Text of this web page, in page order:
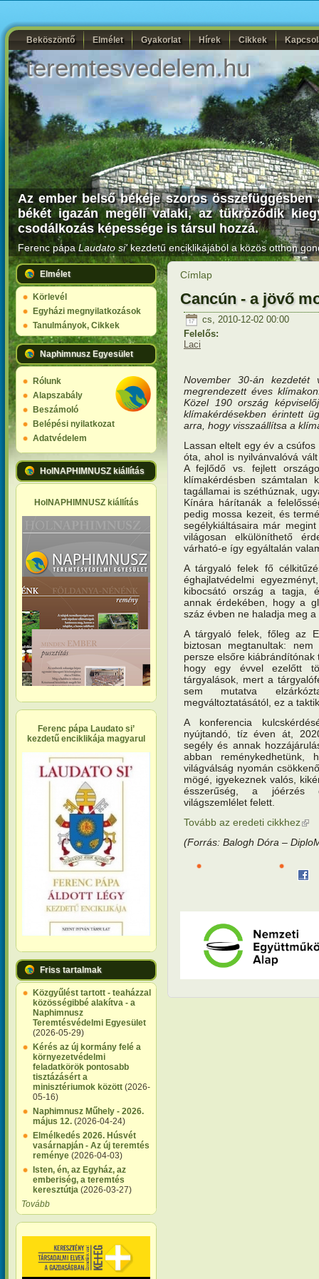
Beköszöntő Elmélet Gyakorlat Hírek Cikkek
teremtesvedelem.hu
Az ember belső békéje szoros
békét igazán megéli valaki, az tükröződik
csodálkozás képessége is társul hozzá.
Ferenc pápaLaudato si'kezdetű enciklikájából a közös otthon
Elmélet
Körlevél
Egyházi megnyilatkozások
Tanulmányok, Cikkek
Naphimnusz Egyesület
Rólunk
Alapszabály
Beszámoló
Belépési nyilatkozat
Adatvédelem
HolNAPHIMNUSZ kiállítás
HolNAPHIMNUSZ kiállítás
Ferenc pápa Laudato si’
kezdetű enciklikája magyarul
Friss tartalmak
Közgyűlést tartott - teaházzal
közösségibbé alakítva - a
Naphimnusz
Teremtésvédelmi Egyesület
(2026-05-29)
Kérés az új kormány felé a
környezetvédelmi
feladatkörök pontosabb
tisztázásért a
minisztériumok között (2026-
05-16)
Naphimnusz Műhely - 2026.
május 12. (2026-04-24)
Elmélkedés 2026. Húsvét
vasárnapján - Az új teremtés
reménye (2026-04-03)
Isten, én, az Egyház, az
emberiség, a teremtés
keresztútja (2026-03-27)
Tovább
Címlap
Cancún - a jövő
cs, 2010-12-02 00:00
Felelős:
Laci
November 30-án
megrendezett éves
Közel 190 ország
klímakérdésekben érintett
arra, hogy visszaállítsa a
Lassan eltelt egy év a
óta, ahol is nyilvánvalóvá
A fejlődő vs. fejlett
klímakérdésben számtalan
tagállamai is széthúznak,
Kínára hárítanák a
pedig mossa kezeit, és
segélykiáltásaira már
világosan elkülöníthető
várható-e így egyáltalán
A tárgyaló felek fő
éghajlatvédelmi
kibocsátó ország a tagja,
annak érdekében, hogy a
száz évben ne haladja meg
A tárgyaló felek, főleg az
biztosan megtanultak:
persze elsőre
hogy egy évvel ezelőtt
tárgyalások, mert a
sem mutatva
megváltoztatásától, ez a
A konferencia
nyújtandó, tíz éven át,
segély és annak
abban
világválság nyomán
mögé, igyekeznek valós,
ésszerűség, a jóérzés
világszemlélet felett.
Tovább az eredeti cikkhez
(Forrás: Balogh Dóra –